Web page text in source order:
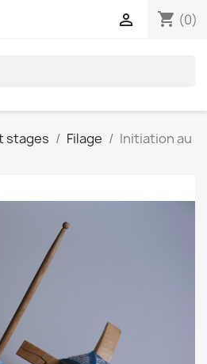
shopping_cart (0)

stages Filage
Initiation au